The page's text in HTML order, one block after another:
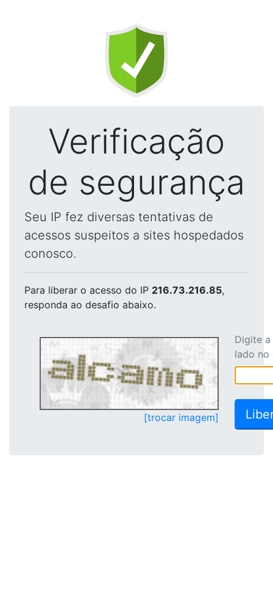
Verificação
de segurança
Seu IP fez diversas tentativas de
acessos suspeitos a sites hospedados
conosco.
Para liberar o acesso do IP 216.73.216.85,
responda ao desafio abaixo.
[trocar imagem]
Digite
lado no